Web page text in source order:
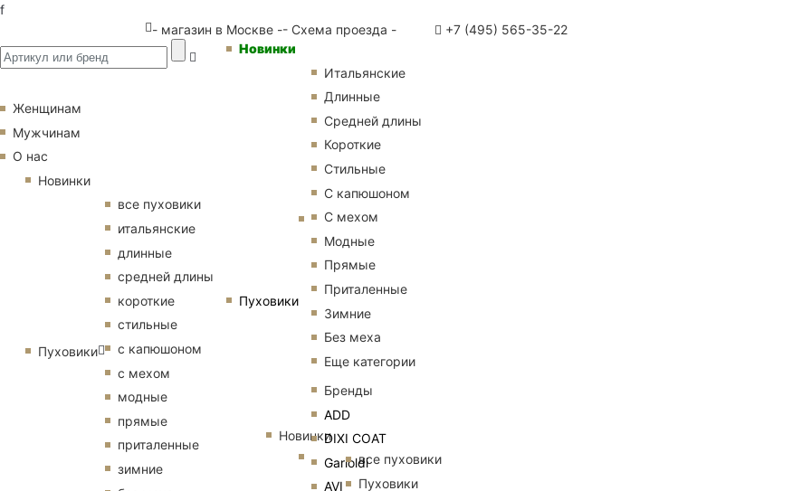
f
- магазин в Москве -- Схема проезда - +7 (495) 565-35-22
Новинки
Пуховики
Итальянские
Длинные
Средней длины
Короткие
Стильные
С капюшоном
С мехом
Модные
Прямые
Приталенные
Зимние
Без меха
Еще категории
Бренды
ADD
DIXI COAT
Garioldi
AVI
Женщинам
Мужчинам
О нас
Новинки
Пуховики
все пуховики
итальянские
длинные
средней длины
короткие
стильные
с капюшоном
с мехом
модные
прямые
приталенные
зимние
Новинки
все пуховики
Пуховики